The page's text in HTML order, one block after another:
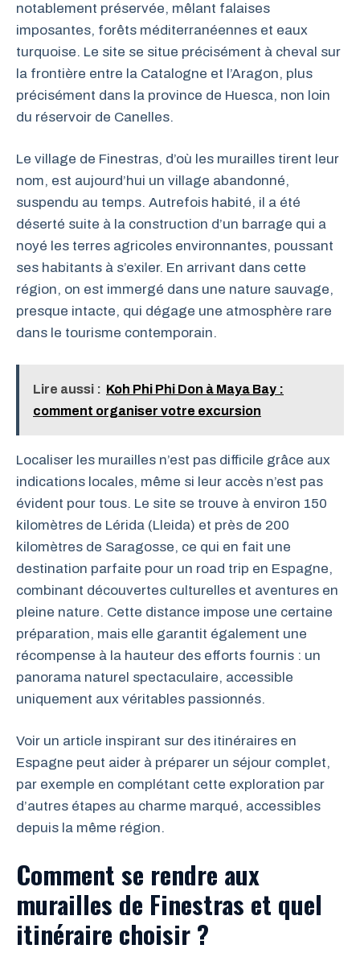
notablement préservée, mêlant falaises
imposantes, forêts méditerranéennes et eaux
turquoise. Le site se situe précisément à cheval sur
la frontière entre la Catalogne et l’Aragon, plus
précisément dans la province de Huesca, non loin
du réservoir de Canelles.
Le village de Finestras, d’où les murailles tirent leur
nom, est aujourd’hui un village abandonné,
suspendu au temps. Autrefois habité, il a été
déserté suite à la construction d’un barrage qui a
noyé les terres agricoles environnantes, poussant
ses habitants à s’exiler. En arrivant dans cette
région, on est immergé dans une nature sauvage,
presque intacte, qui dégage une atmosphère rare
dans le tourisme contemporain.
Lire aussi : Koh Phi Phi Don à Maya Bay :
comment organiser votre excursion
Localiser les murailles n’est pas difficile grâce aux
indications locales, même si leur accès n’est pas
évident pour tous. Le site se trouve à environ 150
kilomètres de Lérida (Lleida) et près de 200
kilomètres de Saragosse, ce qui en fait une
destination parfaite pour un road trip en Espagne,
combinant découvertes culturelles et aventures en
pleine nature. Cette distance impose une certaine
préparation, mais elle garantit également une
récompense à la hauteur des efforts fournis : un
panorama naturel spectaculaire, accessible
uniquement aux véritables passionnés.
Voir un article inspirant sur des itinéraires en
Espagne peut aider à préparer un séjour complet,
par exemple en complétant cette exploration par
d’autres étapes au charme marqué, accessibles
depuis la même région.
Comment se rendre aux
murailles de Finestras et quel
itinéraire choisir ?